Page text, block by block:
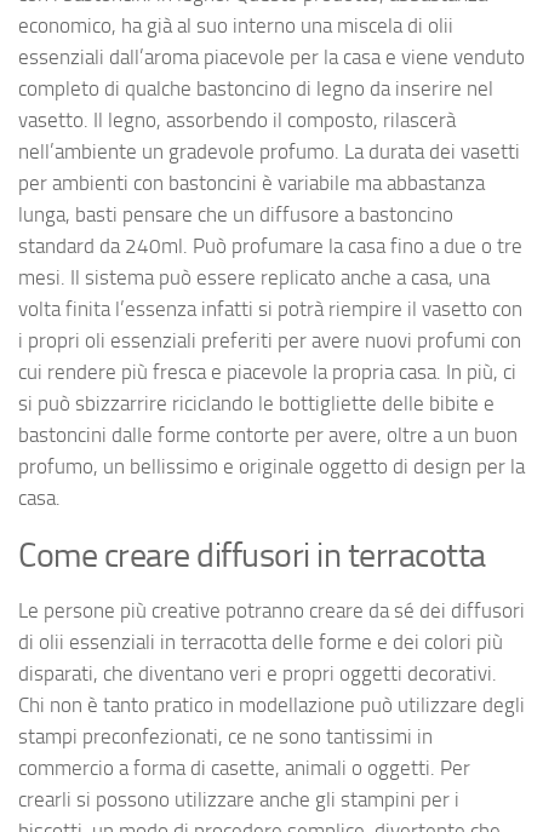
economico, ha già al suo interno una miscela di olii
essenziali dall’aroma piacevole per la casa e viene venduto
completo di qualche bastoncino di legno da inserire nel
vasetto. Il legno, assorbendo il composto, rilascerà
nell’ambiente un gradevole profumo. La durata dei vasetti
per ambienti con bastoncini è variabile ma abbastanza
lunga, basti pensare che un diffusore a bastoncino
standard da 240ml. Può profumare la casa fino a due o tre
mesi. Il sistema può essere replicato anche a casa, una
volta finita l’essenza infatti si potrà riempire il vasetto con
i propri oli essenziali preferiti per avere nuovi profumi con
cui rendere più fresca e piacevole la propria casa. In più, ci
si può sbizzarrire riciclando le bottigliette delle bibite e
bastoncini dalle forme contorte per avere, oltre a un buon
profumo, un bellissimo e originale oggetto di design per la
casa.
Come creare diffusori in terracotta
Le persone più creative potranno creare da sé dei diffusori
di olii essenziali in terracotta delle forme e dei colori più
disparati, che diventano veri e propri oggetti decorativi.
Chi non è tanto pratico in modellazione può utilizzare degli
stampi preconfezionati, ce ne sono tantissimi in
commercio a forma di casette, animali o oggetti. Per
crearli si possono utilizzare anche gli stampini per i